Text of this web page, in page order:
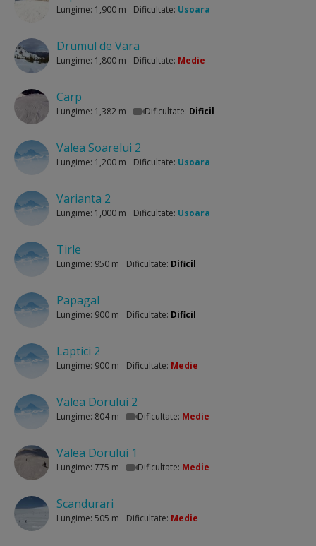
Lungime: 1,900 m Dificultate: Usoara
Drumul de Vara
Lungime: 1,800 m Dificultate: Medie
Carp
Lungime: 1,382 m Dificultate: Dificil
Valea Soarelui 2
Lungime: 1,200 m Dificultate: Usoara
Varianta 2
Lungime: 1,000 m Dificultate: Usoara
Tirle
Lungime: 950 m Dificultate: Dificil
Papagal
Lungime: 900 m Dificultate: Dificil
Laptici 2
Lungime: 900 m Dificultate: Medie
Valea Dorului 2
Lungime: 804 m Dificultate: Medie
Valea Dorului 1
Lungime: 775 m Dificultate: Medie
Scandurari
Lungime: 505 m Dificultate: Medie